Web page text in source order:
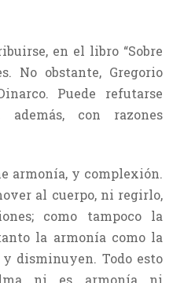
en el libro “Sobre
No obstante, Gregorio
Puede refutarse
con razones
armonía, y complexión.
al cuerpo, ni regirlo,
como tampoco la
la armonía como la
disminuyen. Todo esto
ni es armonía ni